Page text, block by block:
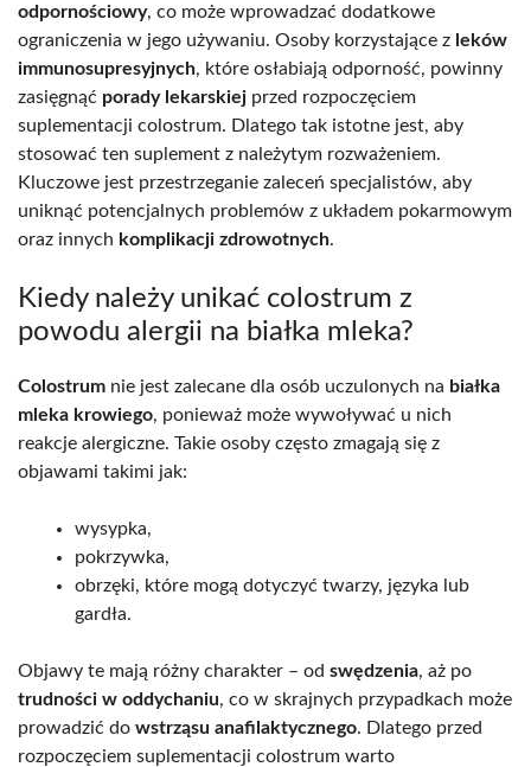
odpornościowy, co może wprowadzać dodatkowe
ograniczenia w jego używaniu. Osoby korzystające z leków
immunosupresyjnych, które osłabiają odporność, powinny
zasięgnąć porady lekarskiej przed rozpoczęciem
suplementacji colostrum. Dlatego tak istotne jest, aby
stosować ten suplement z należytym rozważeniem.
Kluczowe jest przestrzeganie zaleceń specjalistów, aby
uniknąć potencjalnych problemów z układem pokarmowym
oraz innych komplikacji zdrowotnych.
Kiedy należy unikać colostrum z
powodu alergii na białka mleka?
Colostrum nie jest zalecane dla osób uczulonych na białka
mleka krowiego, ponieważ może wywoływać u nich
reakcje alergiczne. Takie osoby często zmagają się z
objawami takimi jak:
wysypka,
pokrzywka,
obrzęki, które mogą dotyczyć twarzy, języka lub
gardła.
Objawy te mają różny charakter – od swędzenia, aż po
trudności w oddychaniu, co w skrajnych przypadkach może
prowadzić do wstrząsu anafilaktycznego. Dlatego przed
rozpoczęciem suplementacji colostrum warto